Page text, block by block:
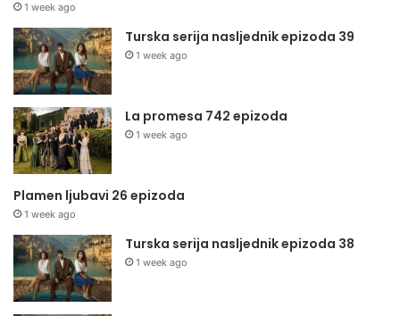
1 week ago
Turska serija nasljednik epizoda 39
1 week ago
La promesa 742 epizoda
1 week ago
Plamen ljubavi 26 epizoda
1 week ago
Turska serija nasljednik epizoda 38
1 week ago